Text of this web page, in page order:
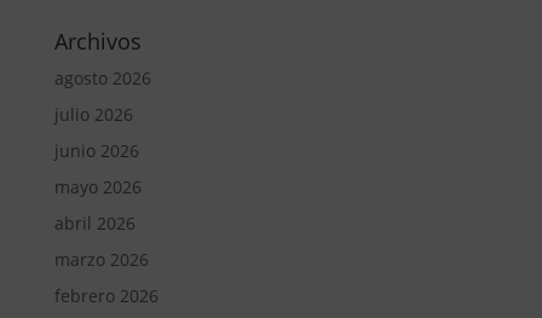
Archivos
agosto 2026
julio 2026
junio 2026
mayo 2026
abril 2026
marzo 2026
febrero 2026